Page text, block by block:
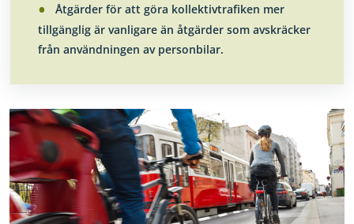
Åtgärder för att göra kollektivtrafiken mer
tillgänglig är vanligare än åtgärder som avskräcker
från användningen av personbilar.